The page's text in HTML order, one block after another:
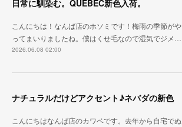
日常に馴染む。QUEBEC新色入荷。
こんにちは！なんば店のホソミです！梅雨の季節がや
ってまいりましたね。僕はくせ毛なので湿気でジメ…
2026.06.08 02:00
ナチュラルだけどアクセント♪ネバダの新色
こんにちはなんば店のカワベです。去年から自宅でぬ